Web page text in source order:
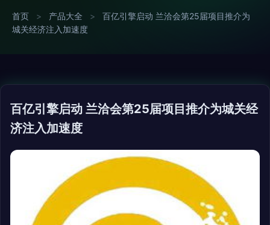
首页 > 产品大全 >
百亿引擎启动 兰洽会第25届项目推介为
城关经济注入加速度
百亿引擎启动 兰洽会第25届项目推介为城关经
济注入加速度